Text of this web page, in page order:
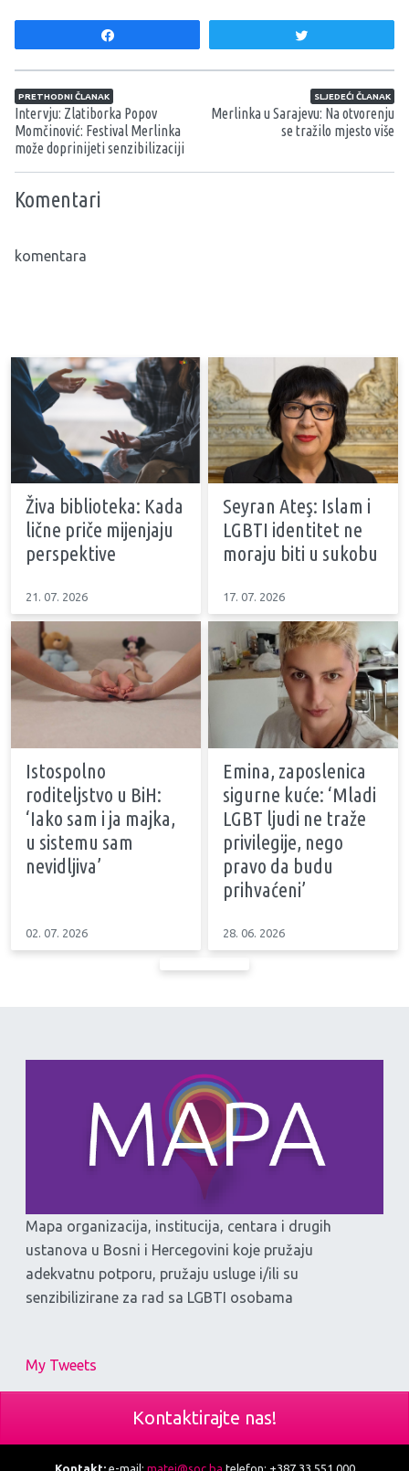
Navigacija članaka
PRETHODNI ČLANAK
Intervju: Zlatiborka Popov
Momčinović: Festival Merlinka
može doprinijeti senzibilizaciji
SLJEDEĆI ČLANAK
Merlinka u Sarajevu: Na otvorenju
se tražilo mjesto više
Komentari
komentara
Živa biblioteka: Kada
lične priče mijenjaju
perspektive
21. 07. 2026
Seyran Ateş: Islam i
LGBTI identitet ne
moraju biti u sukobu
17. 07. 2026
Istospolno
roditeljstvo u BiH:
‘Iako sam i ja majka,
u sistemu sam
nevidljiva’
02. 07. 2026
Emina, zaposlenica
sigurne kuće: ‘Mladi
LGBT ljudi ne traže
privilegije, nego
pravo da budu
prihvaćeni’
28. 06. 2026
Mapa organizacija, institucija, centara i drugih
ustanova u Bosni i Hercegovini koje pružaju
adekvatnu potporu, pružaju usluge i/ili su
senzibilizirane za rad sa LGBTI osobama
My Tweets
Kontaktirajte nas!
Kontakt:e-mail: matej@soc.ba telefon: +387 33 551 000